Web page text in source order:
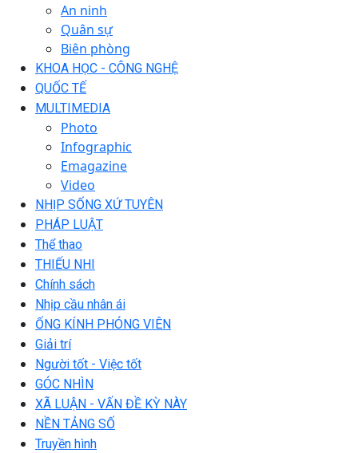
An ninh
Quân sự
Biên phòng
KHOA HỌC - CÔNG NGHỆ
QUỐC TẾ
MULTIMEDIA
Photo
Infographic
Emagazine
Video
NHỊP SỐNG XỨ TUYÊN
PHÁP LUẬT
Thể thao
THIẾU NHI
Chính sách
Nhịp cầu nhân ái
ỐNG KÍNH PHÓNG VIÊN
Giải trí
Người tốt - Việc tốt
GÓC NHÌN
XÃ LUẬN - VẤN ĐỀ KỲ NÀY
NỀN TẢNG SỐ
Truyền hình